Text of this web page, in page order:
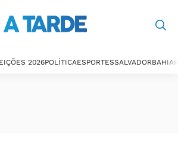
2026POLÍTICAESPORTESSALVADORBAHIA